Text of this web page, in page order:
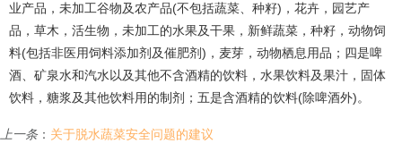
业产品，未加工谷物及农产品(不包括蔬菜、种籽)，花卉，园艺产
品，草木，活生物，未加工的水果及干果，新鲜蔬菜，种籽，动物饲
料(包括非医用饲料添加剂及催肥剂)，麦芽，动物栖息用品；四是啤
酒、矿泉水和汽水以及其他不含酒精的饮料，水果饮料及果汁，固体
饮料，糖浆及其他饮料用的制剂；五是含酒精的饮料(除啤酒外)。
上一条： 关于脱水蔬菜安全问题的建议